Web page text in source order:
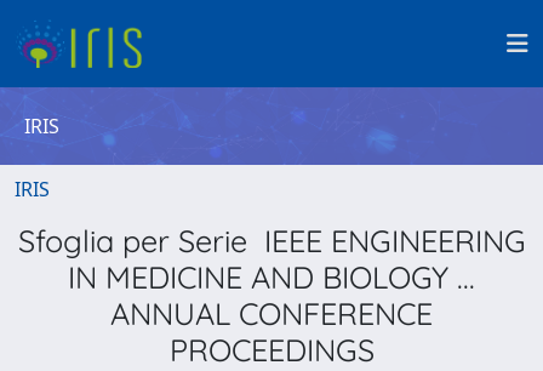
IRIS
IRIS
Sfoglia per Serie IEEE ENGINEERING
IN MEDICINE AND BIOLOGY ...
ANNUAL CONFERENCE
PROCEEDINGS